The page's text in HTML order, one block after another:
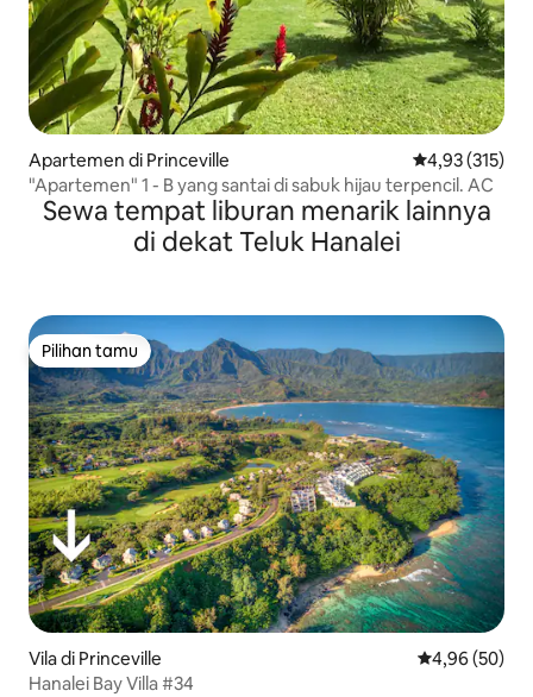
Apartemen di Princeville Nilai rata-rata
4,93 (315)
"Apartemen" 1 - B yang santai di sabuk hijau terpencil. AC
Sewa tempat liburan menarik lainnya
di dekat Teluk Hanalei
Pilihan tamu
Pilihan tamu
Vila di Princeville Nilai rata-rata
4,96 (50)
Hanalei Bay Villa #34